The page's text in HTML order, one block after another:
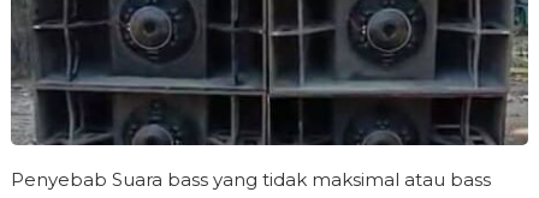
Penyebab Suara bass yang tidak maksimal atau bass